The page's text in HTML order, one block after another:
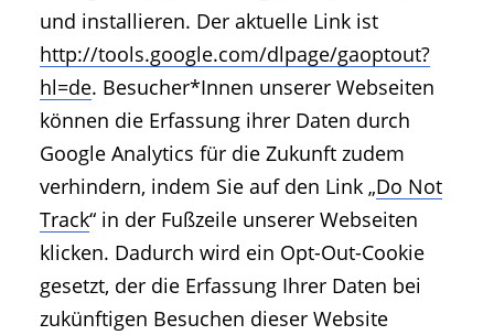
und installieren. Der aktuelle Link ist
http://tools.google.com/dlpage/gaoptout?
hl=de. Besucher*Innen unserer Webseiten
können die Erfassung ihrer Daten durch
Google Analytics für die Zukunft zudem
verhindern, indem Sie auf den Link „Do Not
Track“ in der Fußzeile unserer Webseiten
klicken. Dadurch wird ein Opt-Out-Cookie
gesetzt, der die Erfassung Ihrer Daten bei
zukünftigen Besuchen dieser Website